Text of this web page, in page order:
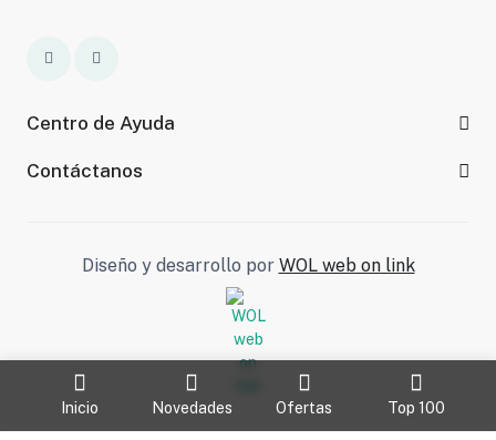
Inicio Novedades Ofertas Top 100
Centro de Ayuda
Contáctanos
Diseño y desarrollo por WOL web on link